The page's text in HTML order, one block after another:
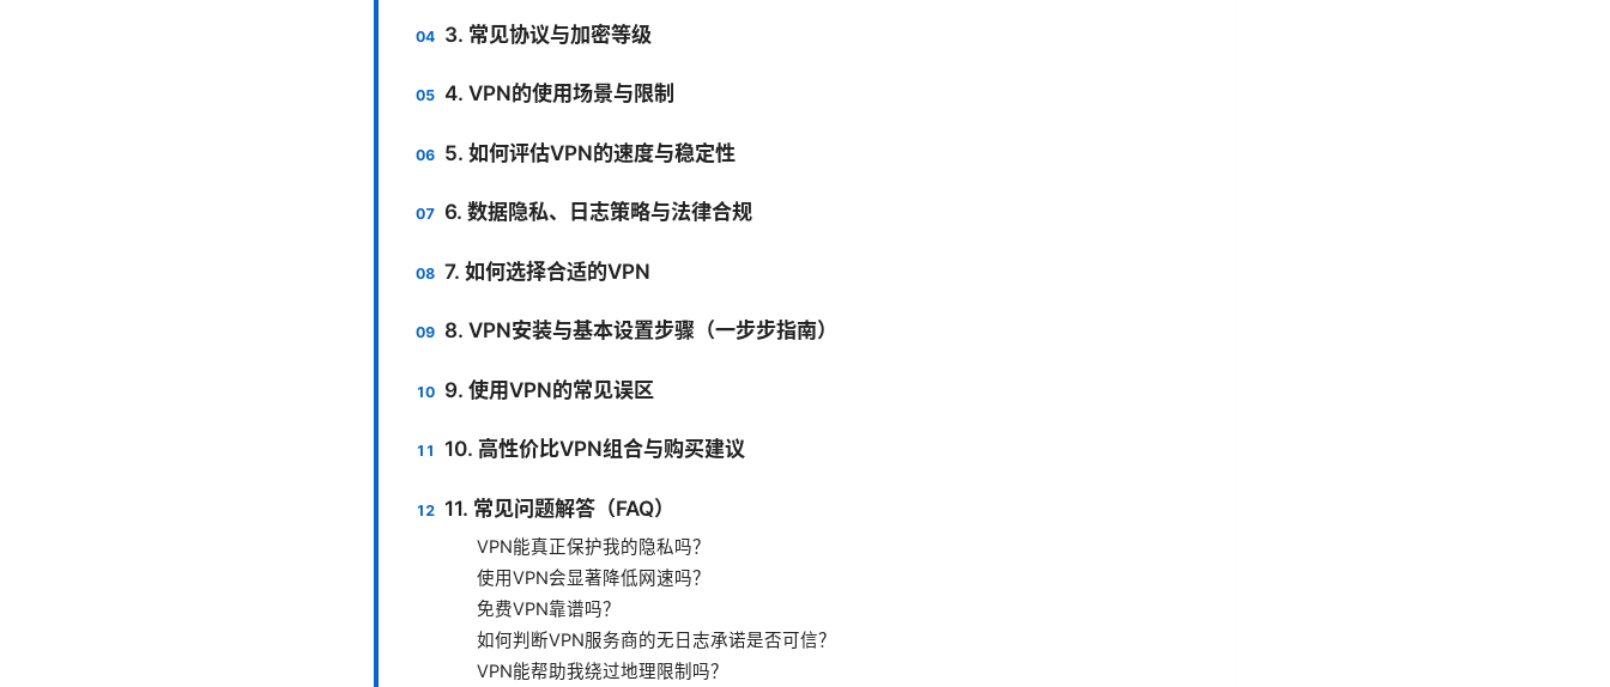
3. 常见协议与加密等级
4. VPN的使用场景与限制
5. 如何评估VPN的速度与稳定性
6. 数据隐私、日志策略与法律合规
7. 如何选择合适的VPN
8. VPN安装与基本设置步骤（一步步指南）
9. 使用VPN的常见误区
10. 高性价比VPN组合与购买建议
11. 常见问题解答（FAQ）
VPN能真正保护我的隐私吗？
使用VPN会显著降低网速吗？
免费VPN靠谱吗？
如何判断VPN服务商的无日志承诺是否可信？
VPN能帮助我绕过地理限制吗？